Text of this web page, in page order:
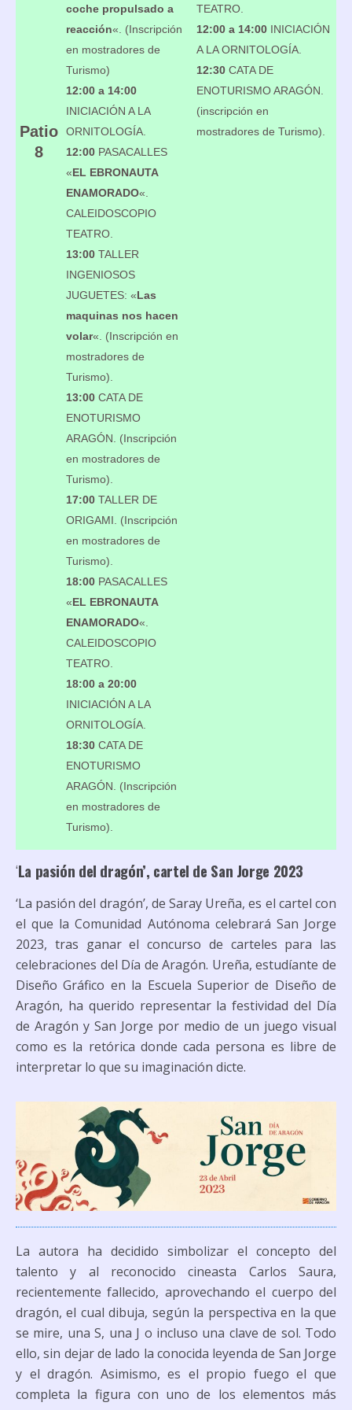
Patio
8
coche propulsado a
reacción«. (Inscripción
en mostradores de
Turismo)
12:00 a 14:00
INICIACIÓN A LA
ORNITOLOGÍA.
12:00 PASACALLES
«EL EBRONAUTA
ENAMORADO«.
CALEIDOSCOPIO
TEATRO.
13:00 TALLER
INGENIOSOS
JUGUETES: «Las
maquinas nos hacen
volar«. (Inscripción en
mostradores de
Turismo).
13:00 CATA DE
ENOTURISMO
ARAGÓN. (Inscripción
en mostradores de
Turismo).
17:00 TALLER DE
ORIGAMI. (Inscripción
en mostradores de
Turismo).
18:00 PASACALLES
«EL EBRONAUTA
ENAMORADO«.
CALEIDOSCOPIO
TEATRO.
18:00 a 20:00
INICIACIÓN A LA
ORNITOLOGÍA.
18:30 CATA DE
ENOTURISMO
ARAGÓN. (Inscripción
en mostradores de
Turismo).
TEATRO.
12:00 a 14:00 INICIACIÓN
A LA ORNITOLOGÍA.
12:30 CATA DE
ENOTURISMO ARAGÓN.
(inscripción en
mostradores de Turismo).
‘La pasión del dragón’, cartel de San Jorge 2023
‘La pasión del dragón’, de Saray Ureña, es el cartel con
el que la Comunidad Autónoma celebrará San Jorge
2023, tras ganar el concurso de carteles para las
celebraciones del Día de Aragón. Ureña, estudíante de
Diseño Gráfico en la Escuela Superior de Diseño de
Aragón, ha querido representar la festividad del Día
de Aragón y San Jorge por medio de un juego visual
como es la retórica donde cada persona es libre de
interpretar lo que su imaginación dicte.
La autora ha decidido simbolizar el concepto del
talento y al reconocido cineasta Carlos Saura,
recientemente fallecido, aprovechando el cuerpo del
dragón, el cual dibuja, según la perspectiva en la que
se mire, una S, una J o incluso una clave de sol. Todo
ello, sin dejar de lado la conocida leyenda de San Jorge
y el dragón. Asimismo, es el propio fuego el que
completa la figura con uno de los elementos más